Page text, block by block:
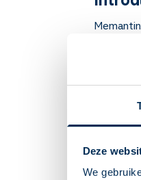
Deze
We
snel. Het
Bij